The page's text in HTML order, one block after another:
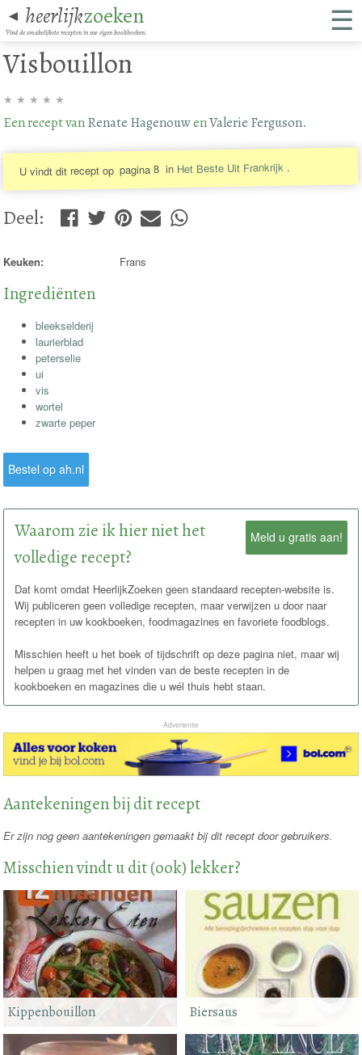
◄ heerlijkzoeken
Vind de smakelijkste recepten in uw eigen kookboeken. ☰
Visbouillon
★ ★ ★ ★ ★
Een recept vanRenate HagenouwenValerie Ferguson.
U vindt dit recept op pagina 8 in Het Beste Uit Frankrijk .
Deel:
Keuken: Frans
Ingrediënten
bleekselderij
laurierblad
peterselie
ui
vis
wortel
zwarte peper
Bestel op ah.nl
Meld u gratis aan!
Waarom zie ik hier niet het
volledige recept?
Dat komt omdat HeerlijkZoeken geen standaard recepten-website is.
Wij publiceren geen volledige recepten, maar verwijzen u door naar
recepten in uw kookboeken, foodmagazines en favoriete foodblogs.
Misschien heeft u het boek of tijdschrift op deze pagina niet, maar wij
helpen u graag met het vinden van de beste recepten in de
kookboeken en magazines die u wél thuis hebt staan.
Advertentie
Aantekeningen bij dit recept
Er zijn nog geen aantekeningen gemaakt bij dit recept door gebruikers.
Misschien vindt u dit (ook) lekker?
Biersaus
Kippenbouillon